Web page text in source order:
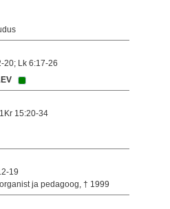
20; Lk 6:17-26
15:20-34
19
ja pedagoog, † 1999